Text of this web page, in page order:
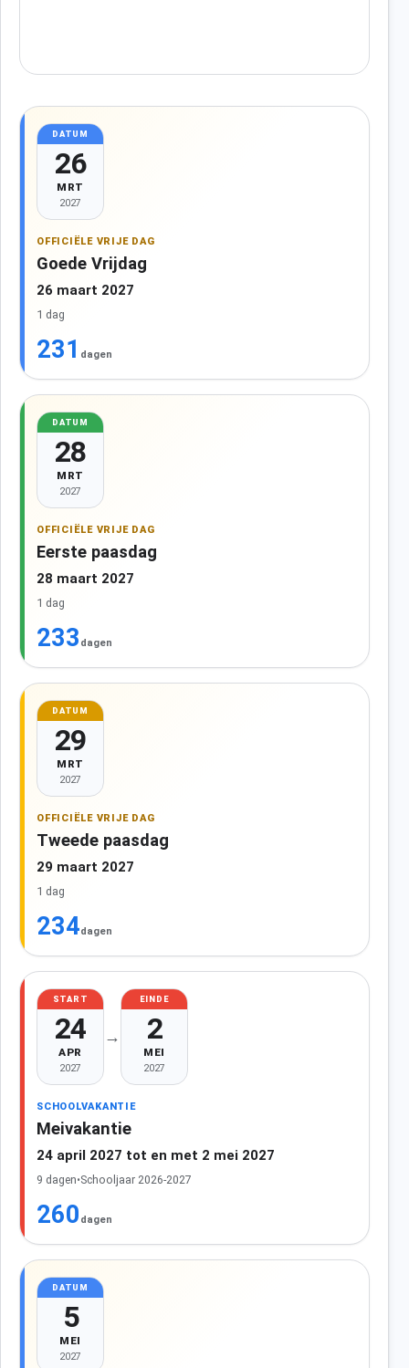
DATUM
26
MRT
2027
OFFICIËLE VRIJE DAG
Goede Vrijdag
26 maart 2027
1 dag
231 dagen
DATUM
28
MRT
2027
OFFICIËLE VRIJE DAG
Eerste paasdag
28 maart 2027
1 dag
233 dagen
DATUM
29
MRT
2027
OFFICIËLE VRIJE DAG
Tweede paasdag
29 maart 2027
1 dag
234dagen
START
24
APR
2027
→
EINDE
2
MEI
2027
SCHOOLVAKANTIE
Meivakantie
24 april 2027 tot en met 2 mei 2027
9 dagen•Schooljaar 2026-2027
260 dagen
DATUM
5
MEI
2027